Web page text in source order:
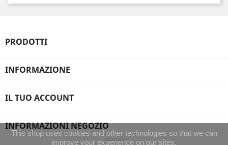
PRODOTTI
INFORMAZIONE
IL TUO ACCOUNT
INFORMAZIONI NEGOZIO
This shop uses cookies and other technologies so that we can
improve your experience on our sites.